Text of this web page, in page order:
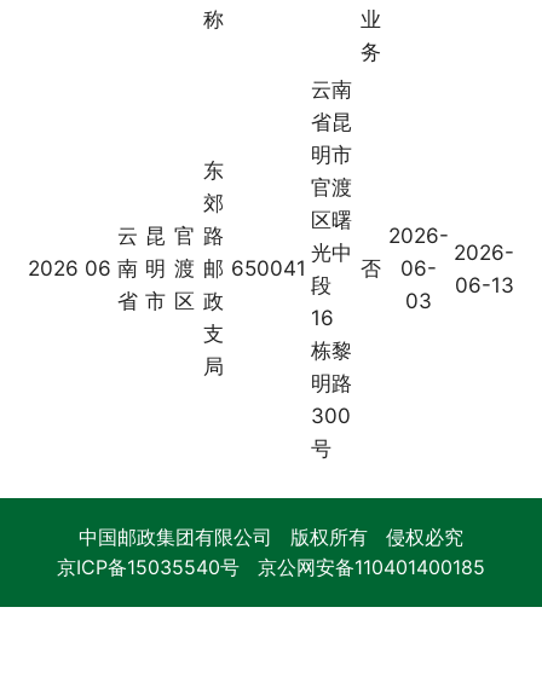
称
业
务
2026 06
云
南
省
昆
明
市
官
渡
区
东
郊
路
邮
政
支
局
650041
云南
省昆
明市
官渡
区曙
光中
段
16
栋黎
明路
300
号
否
2026-
06-
03
2026-
06-13
中国邮政集团有限公司 版权所有 侵权必究
京ICP备15035540号 京公网安备110401400185